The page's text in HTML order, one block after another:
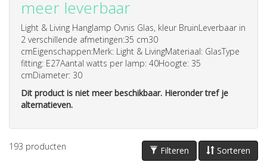
meer leverbaar
Light & Living Hanglamp Ovnis Glas, kleur BruinLeverbaar in
2 verschillende afmetingen:35 cm30
cmEigenschappen:Merk: Light & LivingMateriaal: GlasType
fitting: E27Aantal watts per lamp: 40Hoogte: 35
cmDiameter: 30
Dit product is niet meer beschikbaar. Hieronder tref je
alternatieven.
Sorteren
Filteren
193 producten